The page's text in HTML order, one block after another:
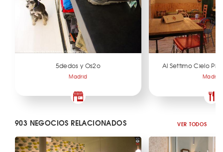
5dedos y Os2o
Madrid
Al Settimo Cielo
Madrid
903 NEGOCIOS RELACIONADOS VER TODOS